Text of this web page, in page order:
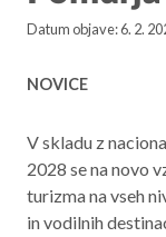
Invest
PONI
Aktualno
Obmejna
Datum objave: 6. 2.
NOVICE
V skladu z
2028 se na novo
turizma na vseh
in vodilnih